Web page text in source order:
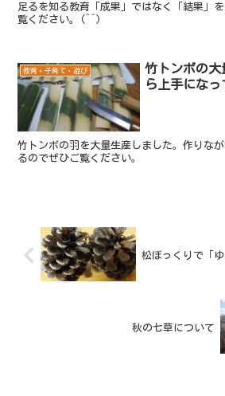
足るを知る教育「成果」ではなく「結果」
覧ください。(^^)
教育・子育て・遊び
竹トンボの
ら上手になっ
竹トンボの羽を大量生産しました。作りな
るのでぜひご覧ください。
松ぼっくりで「
秋の七草について